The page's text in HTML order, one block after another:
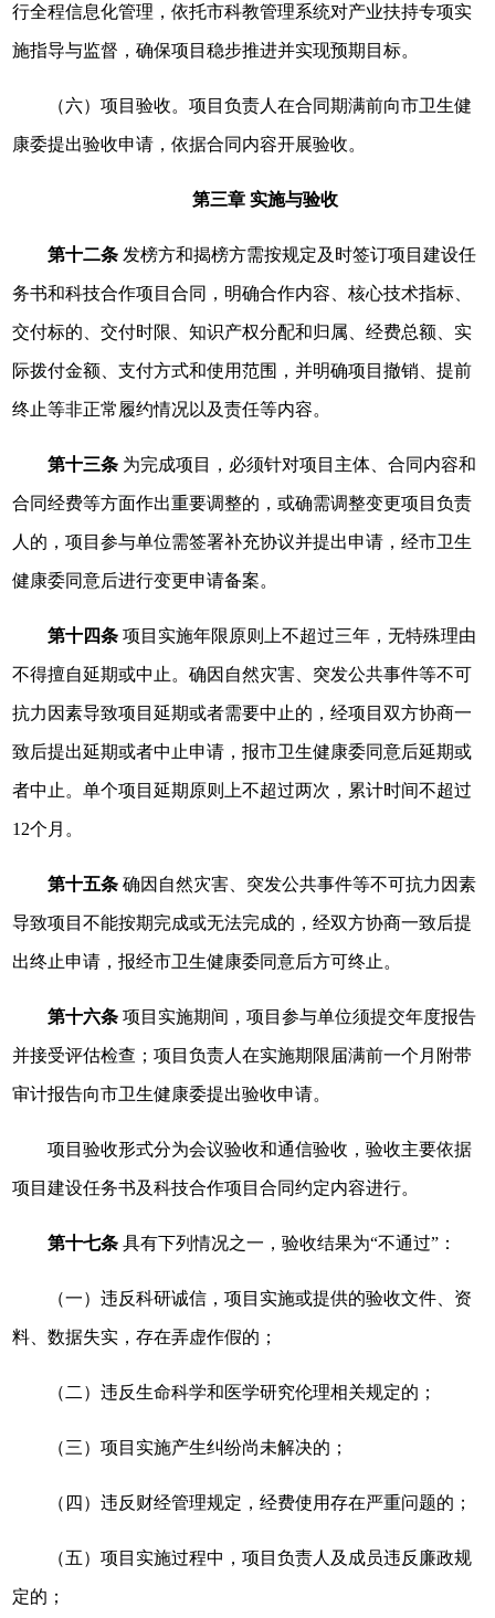
行全程信息化管理，依托市科教管理系统对产业扶持专项实
施指导与监督，确保项目稳步推进并实现预期目标。
（六）项目验收。项目负责人在合同期满前向市卫生健
康委提出验收申请，依据合同内容开展验收。
第三章 实施与验收
第十二条 发榜方和揭榜方需按规定及时签订项目建设任
务书和科技合作项目合同，明确合作内容、核心技术指标、
交付标的、交付时限、知识产权分配和归属、经费总额、实
际拨付金额、支付方式和使用范围，并明确项目撤销、提前
终止等非正常履约情况以及责任等内容。
第十三条 为完成项目，必须针对项目主体、合同内容和
合同经费等方面作出重要调整的，或确需调整变更项目负责
人的，项目参与单位需签署补充协议并提出申请，经市卫生
健康委同意后进行变更申请备案。
第十四条 项目实施年限原则上不超过三年，无特殊理由
不得擅自延期或中止。确因自然灾害、突发公共事件等不可
抗力因素导致项目延期或者需要中止的，经项目双方协商一
致后提出延期或者中止申请，报市卫生健康委同意后延期或
者中止。单个项目延期原则上不超过两次，累计时间不超过
12个月。
第十五条 确因自然灾害、突发公共事件等不可抗力因素
导致项目不能按期完成或无法完成的，经双方协商一致后提
出终止申请，报经市卫生健康委同意后方可终止。
第十六条 项目实施期间，项目参与单位须提交年度报告
并接受评估检查；项目负责人在实施期限届满前一个月附带
审计报告向市卫生健康委提出验收申请。
项目验收形式分为会议验收和通信验收，验收主要依据
项目建设任务书及科技合作项目合同约定内容进行。
第十七条 具有下列情况之一，验收结果为“不通过”：
（一）违反科研诚信，项目实施或提供的验收文件、资
料、数据失实，存在弄虚作假的；
（二）违反生命科学和医学研究伦理相关规定的；
（三）项目实施产生纠纷尚未解决的；
（四）违反财经管理规定，经费使用存在严重问题的；
（五）项目实施过程中，项目负责人及成员违反廉政规
定的；